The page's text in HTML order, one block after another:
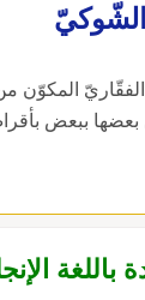
الشّوكيّ
المكوّن
بعضها ببعض
باللغة